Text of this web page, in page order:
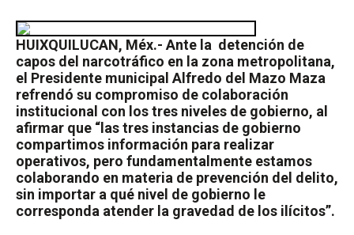
HUIXQUILUCAN, Méx.- Ante la detención de
capos del narcotráfico en la zona metropolitana,
el Presidente municipal Alfredo del Mazo Maza
refrendó su compromiso de colaboración
institucional con los tres niveles de gobierno, al
afirmar que “las tres instancias de gobierno
compartimos información para realizar
operativos, pero fundamentalmente estamos
colaborando en materia de prevención del delito,
sin importar a qué nivel de gobierno le
corresponda atender la gravedad de los ilícitos”.